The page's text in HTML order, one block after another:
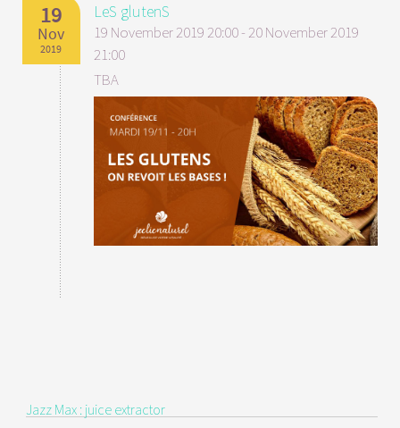
19
Nov
2019
LeS glutenS
19 November 2019 20:00- 20 November 2019
21:00
TBA
Jazz Max : juice extractor